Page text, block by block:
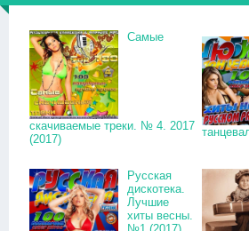
Самые
скачиваемые треки. № 4. 2017
(2017)
Русская
дискотека.
Лучшие
хиты весны.